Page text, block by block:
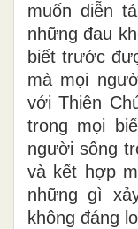
muốn diễn
những đau
biết trước
mà mọi
với Thiên
trong mọi
người sống
và kết hợp
những gì
không đáng